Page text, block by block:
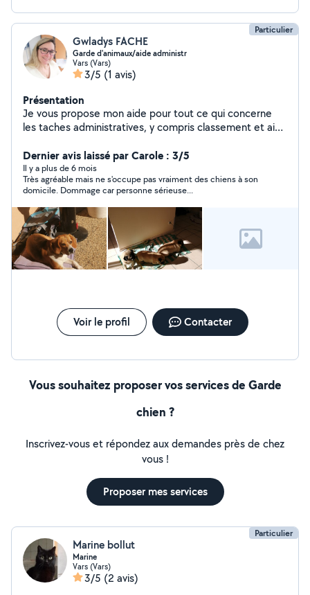
Particulier
Gwladys FACHE
Garde d'animaux/aide administr
Vars (Vars)
3/5 (1 avis)
Présentation
Je vous propose mon aide pour tout ce qui concerne
les taches administratives, y compris classement et aide
accueillir vos animaux de compagnie pendant votre
absence (chiens, rongeurs, oiseaux...), ils partageront
notre quotidien. Mes enfants ont l'habitude de vivre
avec des animaux et sont très respectueux.
Dernier avis laissé par Carole : 3/5
Il y a plus de 6 mois
Très agréable mais ne s'occupe pas vraiment des chiens à son
domicile. Dommage car personne sérieuse...
Voir le profil Contacter
Vous souhaitez proposer vos services de Garde
chien ?
Inscrivez-vous et répondez aux demandes près de chez
vous !
Proposer mes services
Particulier
Marine bollut
Marine
Vars (Vars)
3/5 (2 avis)